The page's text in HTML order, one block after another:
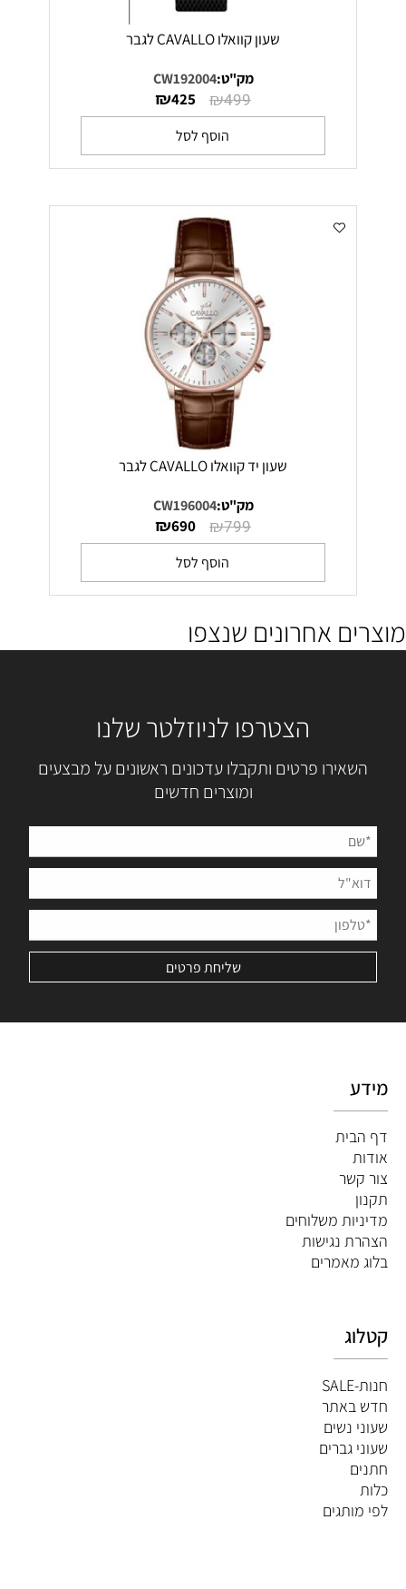
שעון קוואלו CAVALLO לגבר
מק"ט:CW192004
₪499
₪425
הוסף לסל
שעון יד קוואלו CAVALLO לגבר
מק"ט:CW196004
₪799
₪690
הוסף לסל
מוצרים אחרונים שנצפו
הצטרפו לניוזלטר שלנו
השאירו פרטים ותקבלו עדכונים ראשונים על מבצעים
ומוצרים חדשים
מידע
דף הבית
אודות
צור קשר
תקנון
מדיניות משלוחים
הצהרת נגישות
בלוג מאמרים
קטלוג
חנות-SALE
חדש באתר
שעוני נשים
שעוני גברים
חתנים
כלות
לפי מותגים